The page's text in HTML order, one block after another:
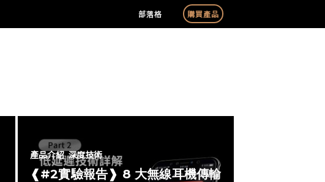
部落格 購買產品
產品介紹 深度技術
❰#2實驗報告❱ 8 大無線耳機傳輸